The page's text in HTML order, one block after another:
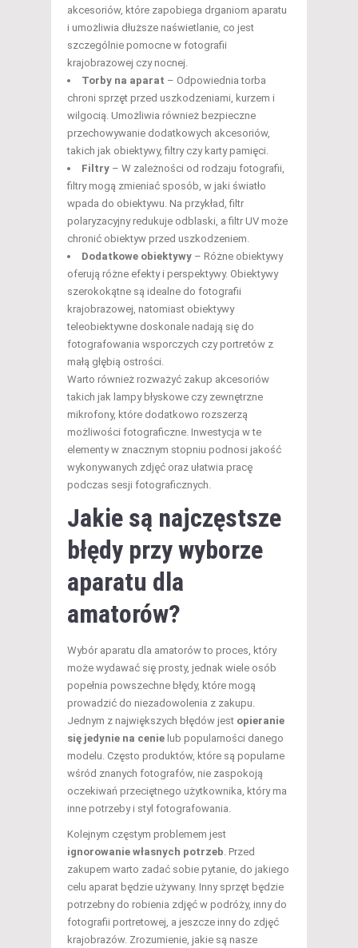
akcesoriów, które zapobiega drganiom aparatu
i umożliwia dłuższe naświetlanie, co jest
szczególnie pomocne w fotografii
krajobrazowej czy nocnej.
Torby na aparat – Odpowiednia torba
chroni sprzęt przed uszkodzeniami, kurzem i
wilgocią. Umożliwia również bezpieczne
przechowywanie dodatkowych akcesoriów,
takich jak obiektywy, filtry czy karty pamięci.
Filtry – W zależności od rodzaju fotografii,
filtry mogą zmieniać sposób, w jaki światło
wpada do obiektywu. Na przykład, filtr
polaryzacyjny redukuje odblaski, a filtr UV może
chronić obiektyw przed uszkodzeniem.
Dodatkowe obiektywy – Różne obiektywy
oferują różne efekty i perspektywy. Obiektywy
szerokokątne są idealne do fotografii
krajobrazowej, natomiast obiektywy
teleobiektywne doskonale nadają się do
fotografowania wsporczych czy portretów z
małą głębią ostrości.
Warto również rozważyć zakup akcesoriów
takich jak lampy błyskowe czy zewnętrzne
mikrofony, które dodatkowo rozszerzą
możliwości fotograficzne. Inwestycja w te
elementy w znacznym stopniu podnosi jakość
wykonywanych zdjęć oraz ułatwia pracę
podczas sesji fotograficznych.
Jakie są najczęstsze
błędy przy wyborze
aparatu dla
amatorów?
Wybór aparatu dla amatorów to proces, który
może wydawać się prosty, jednak wiele osób
popełnia powszechne błędy, które mogą
prowadzić do niezadowolenia z zakupu.
Jednym z największych błędów jest opieranie
się jedynie na cenie lub popularności danego
modelu. Często produktów, które są popularne
wśród znanych fotografów, nie zaspokoją
oczekiwań przeciętnego użytkownika, który ma
inne potrzeby i styl fotografowania.
Kolejnym częstym problemem jest
ignorowanie własnych potrzeb. Przed
zakupem warto zadać sobie pytanie, do jakiego
celu aparat będzie używany. Inny sprzęt będzie
potrzebny do robienia zdjęć w podróży, inny do
fotografii portretowej, a jeszcze inny do zdjęć
krajobrazów. Zrozumienie, jakie są nasze